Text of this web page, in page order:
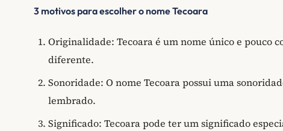
3 motivos para escolher o nome Tecoara
Originalidade: Tecoara é um nome único e pouco
diferente.
Sonoridade: O nome Tecoara possui uma
lembrado.
Significado: Tecoara pode ter um significado